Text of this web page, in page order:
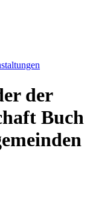
der
Buch